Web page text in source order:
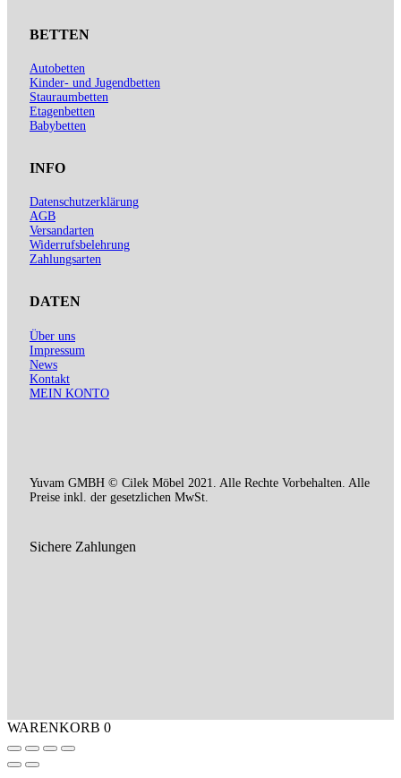
BETTEN
Autobetten
Kinder- und Jugendbetten
Stauraumbetten
Etagenbetten
Babybetten
INFO
Datenschutzerklärung
AGB
Versandarten
Widerrufsbelehrung
Zahlungsarten
DATEN
Über uns
Impressum
News
Kontakt
MEIN KONTO
Yuvam GMBH © Cilek Möbel 2021. Alle Rechte Vorbehalten. Alle
Preise inkl. der gesetzlichen MwSt.
Sichere Zahlungen
WARENKORB 0